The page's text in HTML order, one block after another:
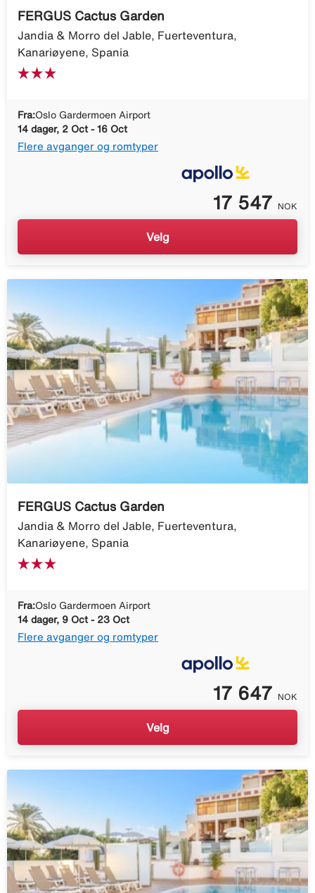
FERGUS Cactus Garden
Jandia & Morro del Jable, Fuerteventura,
Kanariøyene, Spania
Fra:Oslo Gardermoen Airport
14 dager, 2 Oct - 16 Oct
Flere avganger og romtyper
17 547 NOK
Velg
FERGUS Cactus Garden
Jandia & Morro del Jable, Fuerteventura,
Kanariøyene, Spania
Fra:Oslo Gardermoen Airport
14 dager, 9 Oct - 23 Oct
Flere avganger og romtyper
17 647 NOK
Velg